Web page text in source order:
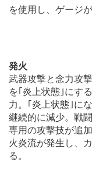
を使用し、ゲージ
発火
武器攻撃と念力攻
を｢炎上状態｣にす
力。｢炎上状態｣に
継続的に減少。戦
専用の攻撃技が追
火炎流が発生し、
る。